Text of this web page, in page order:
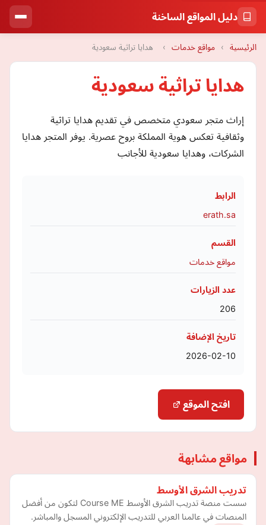
دليل المواقع الساخنة
الرئيسية › مواقع خدمات › هدايا تراثية سعودية
هدايا تراثية سعودية
إراث متجر سعودي متخصص في تقديم هدايا تراثية
وثقافية تعكس هوية المملكة بروح عصرية. يوفر المتجر هدايا
الشركات، وهدايا سعودية للأجانب
الرابط
erath.sa
القسم
مواقع خدمات
عدد الزيارات
206
تاريخ الإضافة
2026-02-10
افتح الموقع
مواقع مشابهة
تدريب الشرق الأوسط
سست منصة تدريب الشرق الأوسط Course ME لتكون من أفضل
المنصات في عالمنا العربي للتدريب الإلكتروني المسجل والمباشر.